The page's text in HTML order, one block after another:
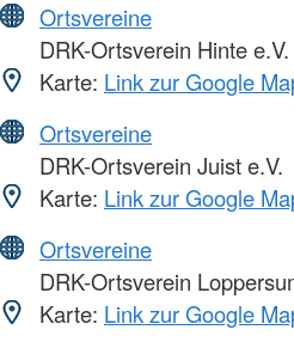
Ortsvereine
DRK-Ortsverein Hinte e.V.
Karte: Link zur Google
Ortsvereine
DRK-Ortsverein Juist e.V.
Karte: Link zur Google
Ortsvereine
DRK-Ortsverein
Karte: Link zur Google